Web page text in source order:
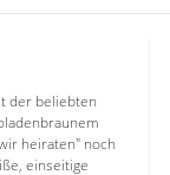
der beliebten
heiraten" noch
einseitige